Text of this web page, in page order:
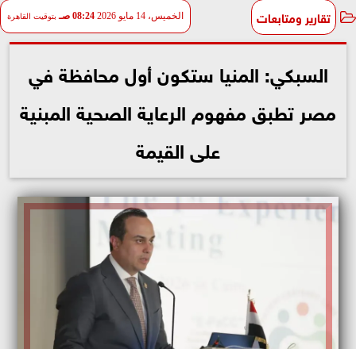
تقارير ومتابعات الخميس، 14 مايو 2026 08:24 صـ بتوقيت القاهرة
السبكي: المنيا ستكون أول محافظة في
مصر تطبق مفهوم الرعاية الصحية المبنية
على القيمة